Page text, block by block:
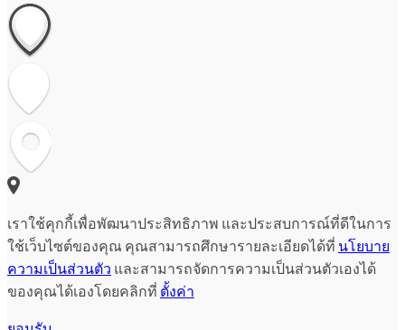
เราใช้คุกกี้เพื่อพัฒนาประสิทธิภาพ และประสบการณ์ที่ดีในการ
ใช้เว็บไซต์ของคุณ คุณสามารถศึกษารายละเอียดได้ที่ นโยบาย
ความเป็นส่วนตัว และสามารถจัดการความเป็นส่วนตัวเองได้
ของคุณได้เองโดยคลิกที่ ตั้งค่า